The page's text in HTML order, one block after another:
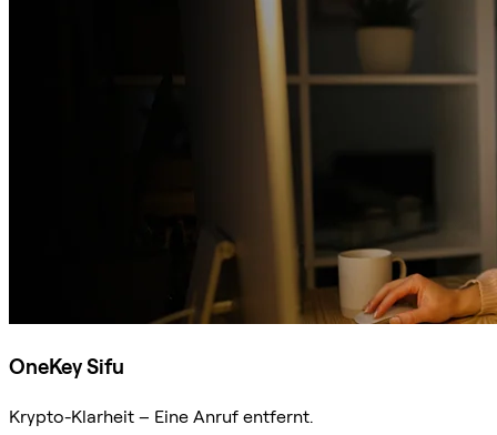
OneKey Sifu
Krypto-Klarheit – Eine Anruf entfernt.